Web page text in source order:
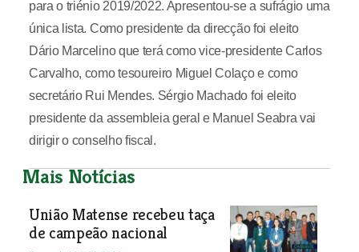
para o triénio 2019/2022. Apresentou-se a sufrágio uma
única lista. Como presidente da direcção foi eleito
Dário Marcelino que terá como vice-presidente Carlos
Carvalho, como tesoureiro Miguel Colaço e como
secretário Rui Mendes. Sérgio Machado foi eleito
presidente da assembleia geral e Manuel Seabra vai
dirigir o conselho fiscal.
Mais Notícias
União Matense recebeu taça
de campeão nacional